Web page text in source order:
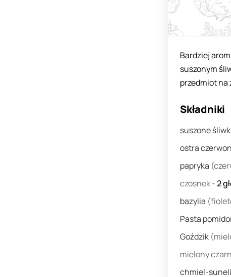
Bardziej
suszonym
przedmiot na
Składniki
suszone
ostra
papryka
czosnek-2
bazylia
Pasta
Goździk
mielony
chmiel-suneli